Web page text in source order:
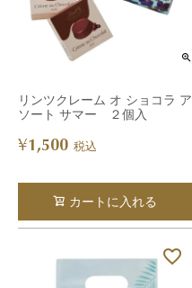
リンツクレーム オ ショコラ ア
ソート サマー ２個入
¥1,500 税込
カートに入れる